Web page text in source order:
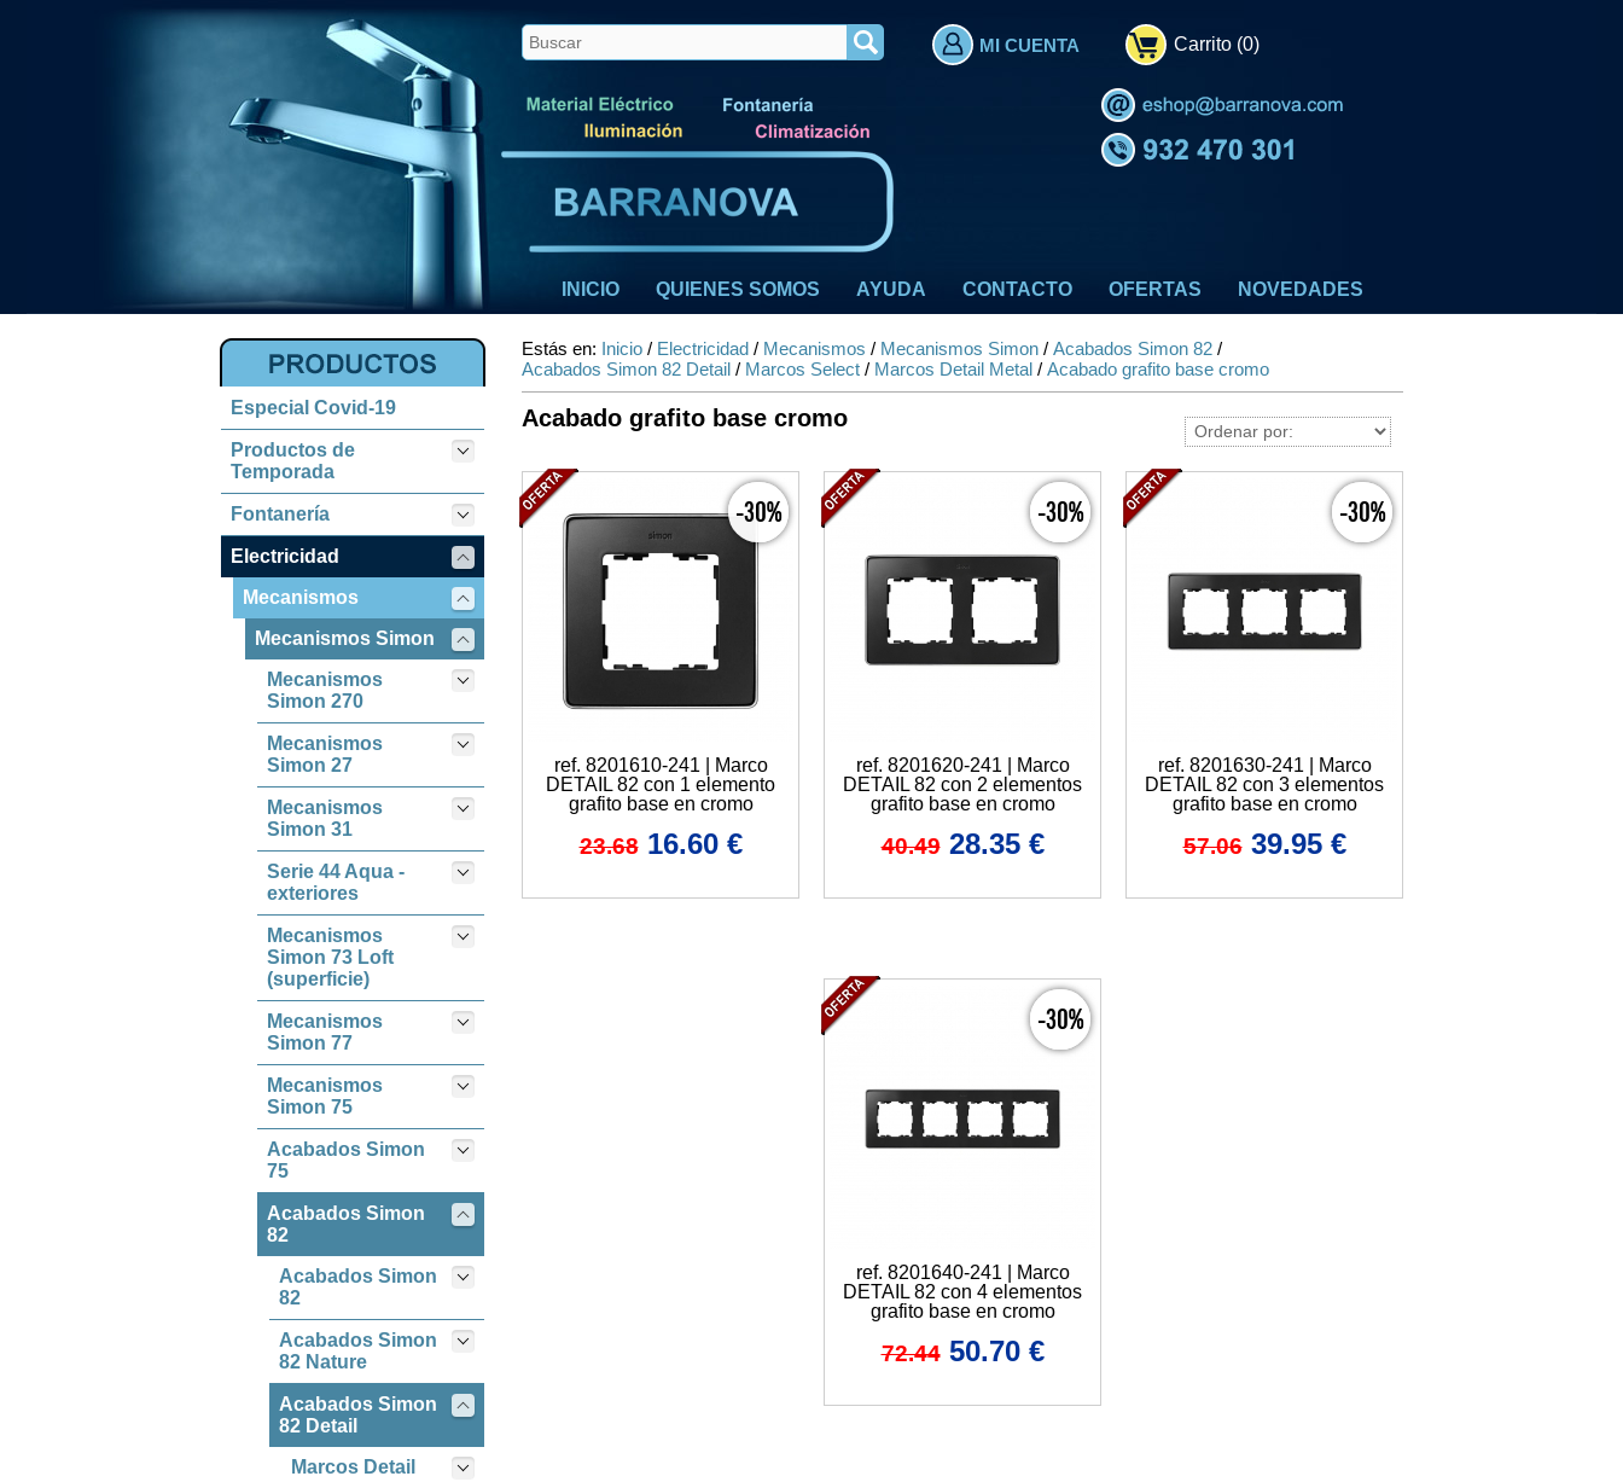
MI CUENTA Carrito (0)
INICIO QUIENES SOMOS AYUDA CONTACTO OFERTAS NOVEDADES
Especial Covid-19
Productos de
Temporada
Fontanería
Electricidad
Mecanismos
Mecanismos Simon
Mecanismos
Simon 270
Mecanismos
Simon 27
Mecanismos
Simon 31
Serie 44 Aqua -
exteriores
Mecanismos
Simon 73 Loft
(superficie)
Mecanismos
Simon 77
Mecanismos
Simon 75
Acabados Simon
75
Acabados Simon
82
Acabados Simon
82
Acabados Simon
82 Nature
Acabados Simon
82 Detail
Marcos Detail
Estás en: Inicio / Electricidad / Mecanismos / Mecanismos Simon / Acabados Simon 82 /
Acabados Simon 82 Detail / Marcos Select / Marcos Detail Metal / Acabado grafito base cromo
Acabado grafito base cromo
-30%
ref. 8201610-241 | Marco
DETAIL 82 con 1 elemento
grafito base en cromo
23.68 16.60€
-30%
ref. 8201620-241 | Marco
DETAIL 82 con 2 elementos
grafito base en cromo
40.49 28.35€
-30%
ref. 8201630-241 | Marco
DETAIL 82 con 3 elementos
grafito base en cromo
57.06 39.95€
-30%
ref. 8201640-241 | Marco
DETAIL 82 con 4 elementos
grafito base en cromo
72.44 50.70€